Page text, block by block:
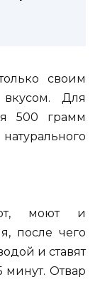
своим
Для
500 грамм
моют и
после чего
и ставят
минут. Отвар